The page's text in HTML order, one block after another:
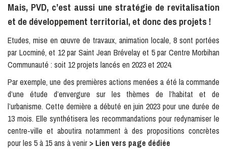
Mais, PVD, c’est aussi une stratégie de revitalisation
et de développement territorial, et donc des projets !
Etudes, mise en œuvre de travaux, animation locale, 8 sont portées
par Locminé, et 12 par Saint Jean Brévelay et 5 par Centre Morbihan
Communauté : soit 12 projets lancés en 2023 et 2024.
Par exemple, une des premières actions menées a été la commande
d’une étude d’envergure sur les thèmes de l’habitat et de
l’urbanisme. Cette dernière a débuté en juin 2023 pour une durée de
13 mois. Elle synthétisera les recommandations pour redynamiser le
centre-ville et aboutira notamment à des propositions concrètes
pour les 5 à 15 ans à venir > Lien vers page dédiée